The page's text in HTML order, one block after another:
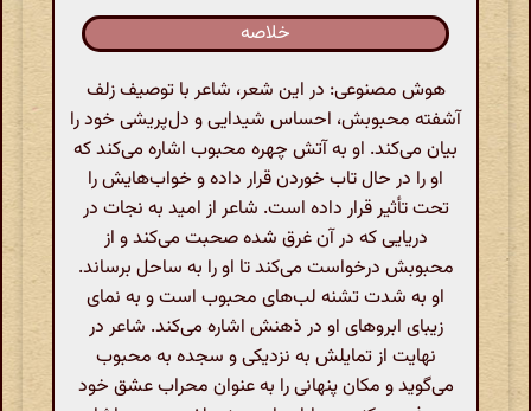
خلاصه
هوش مصنوعی: در این شعر، شاعر با توصیف زلف
آشفته محبوبش، احساس شیدایی و دل‌پریشی خود را
بیان می‌کند. او به آتش چهره محبوب اشاره می‌کند که
او را در حال تاب خوردن قرار داده و خواب‌هایش را
تحت تأثیر قرار داده است. شاعر از امید به نجات در
دریایی که در آن غرق شده صحبت می‌کند و از
محبوبش درخواست می‌کند تا او را به ساحل برساند.
او به شدت تشنه لب‌های محبوب است و به نمای
زیبای ابروهای او در ذهنش اشاره می‌کند. شاعر در
نهایت از تمایلش به نزدیکی و سجده به محبوب
می‌گوید و مکان پنهانی را به عنوان محراب عشق خود